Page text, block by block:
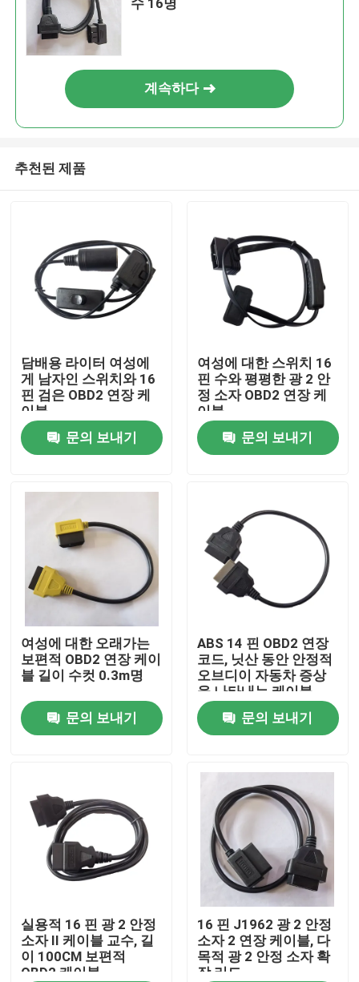
제품
공장 여행
품질 관리
인용문을 요구하세요
OBD2 Ｙ 케이블
OBD2 커넥터 케이블
OBD2 연장 케이블
수 16명
계속하다
추천된 제품
담배용 라이터 여성에
게 남자인 스위치와 16
핀 검은 OBD2 연장 케
이블
문의 보내기
여성에 대한 스위치 16
핀 수와 평평한 광 2 안
정 소자 OBD2 연장 케
이블
문의 보내기
여성에 대한 오래가는
보편적 OBD2 연장 케이
블 길이 수컷 0.3m명
문의 보내기
ABS 14 핀 OBD2 연장
코드, 닛산 동안 안정적
오브디이 자동차 증상
을 나타내는 케이블
문의 보내기
실용적 16 핀 광 2 안정
소자 II 케이블 교수, 길
이 100CM 보편적
OBD2 케이블
16 핀 J1962 광 2 안정
소자 2 연장 케이블, 다
목적 광 2 안정 소자 확
장 리드